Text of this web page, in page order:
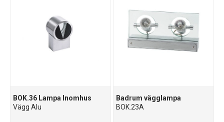
BOK.36 Lampa Inomhus
Vägg Alu
Badrum vägglampa
BOK.23A